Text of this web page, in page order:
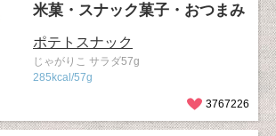
米菓・スナック菓子・おつまみ
ポテトスナック
じゃがりこ サラダ57g
285kcal/57g
3767226